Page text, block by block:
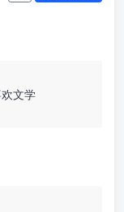
文学